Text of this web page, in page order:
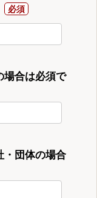
合は必須で
団体の場合